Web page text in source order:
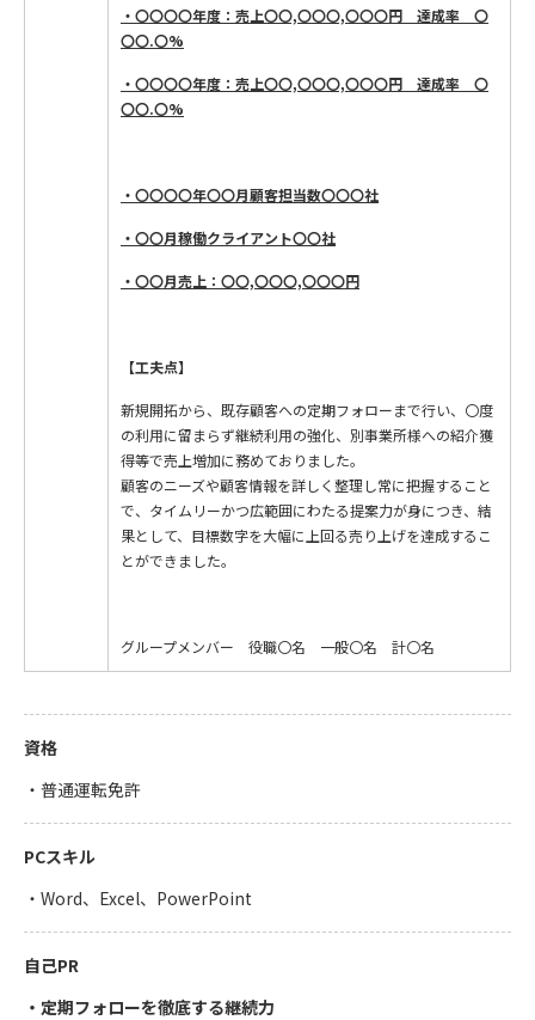
・〇〇〇〇年度：売上〇〇,〇〇〇,〇〇〇円 達成率 〇
〇〇.〇%
・〇〇〇〇年度：売上〇〇,〇〇〇,〇〇〇円 達成率 〇
〇〇.〇%
・〇〇〇〇年〇〇月顧客担当数〇〇〇社
・〇〇月稼働クライアント〇〇社
・〇〇月売上：〇〇,〇〇〇,〇〇〇円
【工夫点】
新規開拓から、既存顧客への定期フォローまで行い、〇度
の利用に留まらず継続利用の強化、別事業所様への紹介獲
得等で売上増加に務めておりました。
顧客のニーズや顧客情報を詳しく整理し常に把握すること
で、タイムリーかつ広範囲にわたる提案力が身につき、結
果として、目標数字を大幅に上回る売り上げを達成するこ
とができました。
グループメンバー 役職〇名 一般〇名 計〇名
資格
・普通運転免許
PCスキル
・Word、Excel、PowerPoint
自己PR
・定期フォローを徹底する継続力